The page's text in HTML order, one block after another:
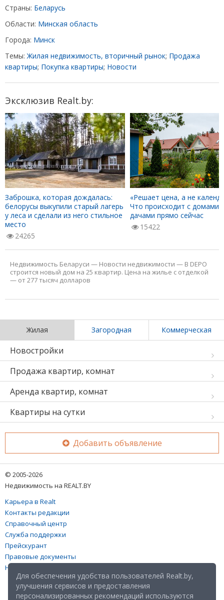
Страны: Беларусь
Области: Минская область
Города: Минск
Темы: Жилая недвижимость, вторичный рынок; Продажа
квартиры; Покупка квартиры; Новости
Эксклюзив Realt.by:
Заброшка, которая дождалась:
белорусы выкупили старый лагерь
у леса и сделали из него стильное
место
24265
«Решает цена, а не
Что происходит с домами
дачами прямо сейчас
15422
Недвижимость Беларуси — Новости недвижимости — В DEPO
строится новый дом на 25 квартир. Цена на жилье с отделкой
— от 277 тысяч долларов
Жилая Загородная Коммерческая
Новостройки
Продажа квартир, комнат
Аренда квартир, комнат
Квартиры на сутки
Добавить объявление
© 2005-2026
Недвижимость на REALT.BY
Карьера в Realt
Контакты редакции
Справочный центр
Служба поддержки
Прейскурант
Правовые документы
Настройка файлов cookies
Для обеспечения удобства пользователей Realt.by,
улучшения сервисов и предоставления
персонализированных рекомендаций используются